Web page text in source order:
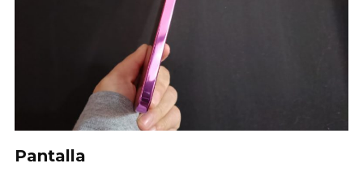
Pantalla